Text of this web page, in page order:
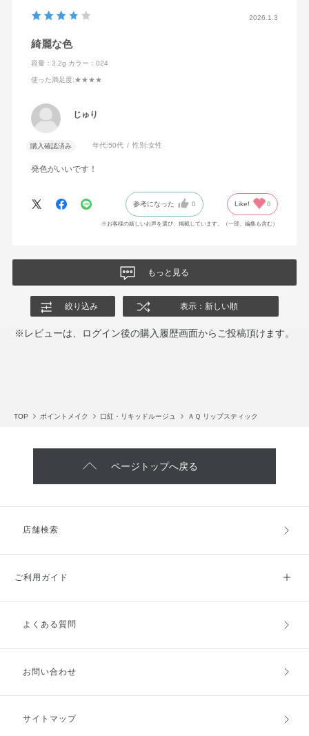
2026.1.3
綺麗な色
容量：3.2g カラー：024
使った満足度:★★★★
じゅり
購入確認済み 年代:50代 性別:女性
発色がいいです！
参考になった 0 Like! 0
※お客様の嬉しいお声を選び、掲載しています。（一部、編集も含む）
もっと見る
絞り込み 表示：新しい順
※レビューは、ログイン後の購入履歴画面からご投稿頂けます。
TOP ポイントメイク 口紅・リキッドルージュ ＡＱ リップスティック
ページトップへ戻る
店舗検索
ご利用ガイド
ご利用ガイドトップ
お支払方法
キャンセル・返品・交換
よくある質問
お問い合わせ
サイトマップ